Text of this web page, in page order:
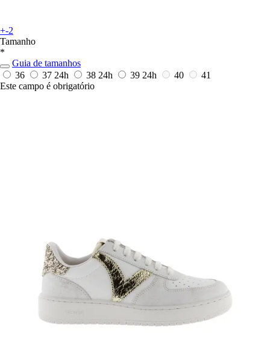
+-2
Tamanho
*
Guia de tamanhos
36
37 24h 38 24h 39 24h 40
41
Este campo é obrigatório